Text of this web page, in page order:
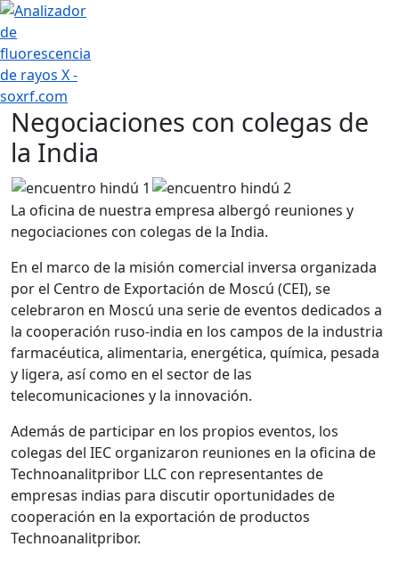
Negociaciones con colegas de
la India
La oficina de nuestra empresa albergó reuniones y
negociaciones con colegas de la India.
En el marco de la misión comercial inversa organizada
por el Centro de Exportación de Moscú (CEI), se
celebraron en Moscú una serie de eventos dedicados a
la cooperación ruso-india en los campos de la industria
farmacéutica, alimentaria, energética, química, pesada
y ligera, así como en el sector de las
telecomunicaciones y la innovación.
Además de participar en los propios eventos, los
colegas del IEC organizaron reuniones en la oficina de
Technoanalitpribor LLC con representantes de
empresas indias para discutir oportunidades de
cooperación en la exportación de productos
Technoanalitpribor.